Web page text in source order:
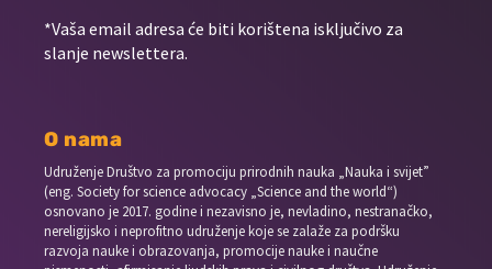
*Vaša email adresa će biti korištena isključivo za
slanje newslettera.
O nama
Udruženje Društvo za promociju prirodnih nauka „Nauka i svijet”
(eng. Society for science advocacy „Science and the world“)
osnovano je 2017. godine i nezavisno je, nevladino, nestranačko,
nereligijsko i neprofitno udruženje koje se zalaže za podršku
razvoja nauke i obrazovanja, promocije nauke i naučne